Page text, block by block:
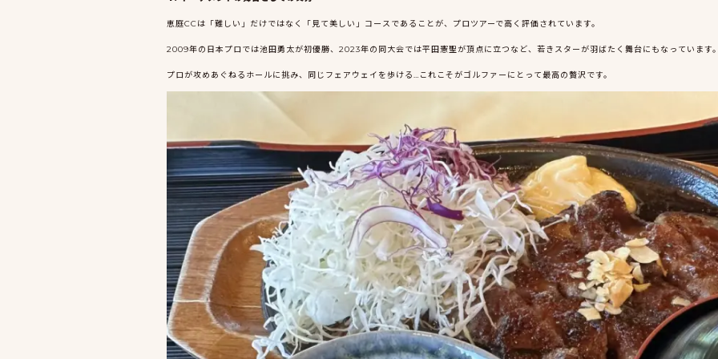
恵庭CCは「難しい」だけではなく「見て美しい」コースであることが、プロツアーで高く評価されています。
2009年の日本プロでは池田勇太が初優勝、2023年の同大会では平田憲聖が頂点に立つなど、若きスターが羽ばたく舞台にもなっています
プロが攻めあぐねるホールに挑み、同じフェアウェイを歩ける…これこそがゴルファーにとって最高の贅沢です。